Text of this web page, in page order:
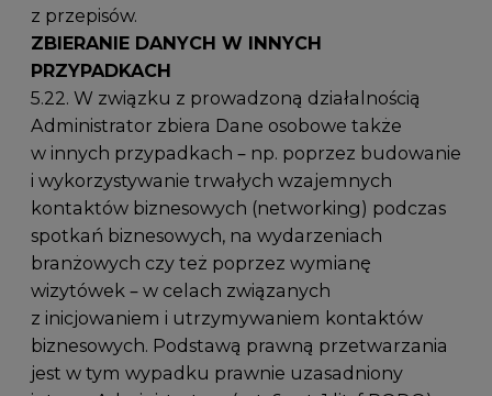
z przepisów.
ZBIERANIE DANYCH W INNYCH
PRZYPADKACH
5.22. W związku z prowadzoną działalnością
Administrator zbiera Dane osobowe także
w innych przypadkach – np. poprzez budowanie
i wykorzystywanie trwałych wzajemnych
kontaktów biznesowych (networking) podczas
spotkań biznesowych, na wydarzeniach
branżowych czy też poprzez wymianę
wizytówek – w celach związanych
z inicjowaniem i utrzymywaniem kontaktów
biznesowych. Podstawą prawną przetwarzania
jest w tym wypadku prawnie uzasadniony